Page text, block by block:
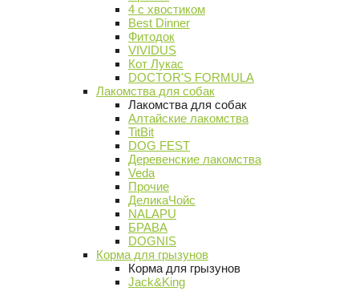
4 с хвостиком
Best Dinner
Фитодок
VIVIDUS
Кот Лукас
DOCTOR'S FORMULA
Лакомства для собак
Лакомства для собак
Алтайские лакомства
TitBit
DOG FEST
Деревенские лакомства
Veda
Прочие
ДеликаЧойс
NALAPU
БРАВА
DOGNIS
Корма для грызунов
Корма для грызунов
Jack&King